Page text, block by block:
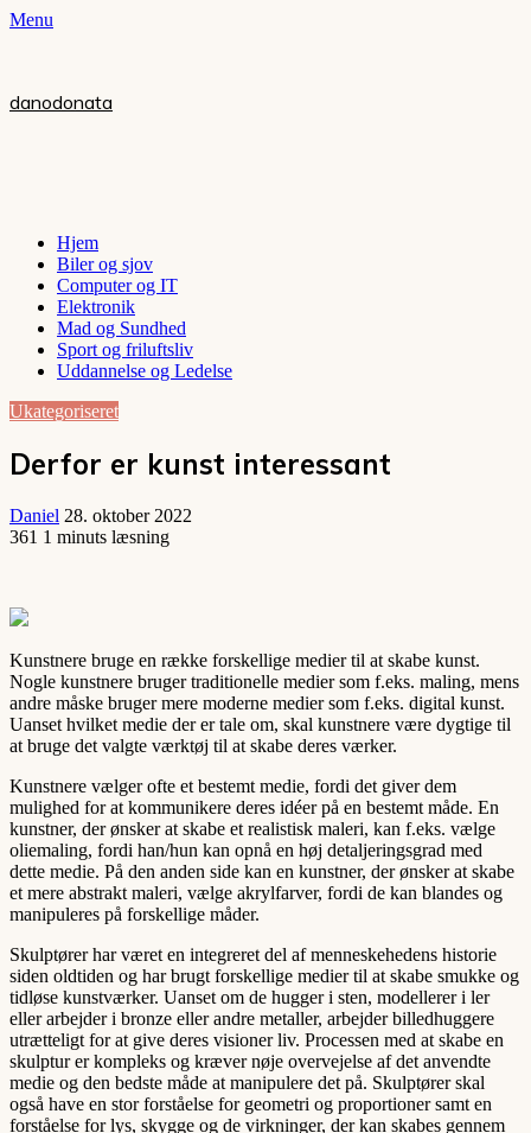
Menu
danodonata
Hjem
Biler og sjov
Computer og IT
Elektronik
Mad og Sundhed
Sport og friluftsliv
Uddannelse og Ledelse
Ukategoriseret
Derfor er kunst interessant
Daniel 28. oktober 2022
361 1 minuts læsning
Kunstnere bruge en række forskellige medier til at skabe kunst.
Nogle kunstnere bruger traditionelle medier som f.eks. maling, mens
andre måske bruger mere moderne medier som f.eks. digital kunst.
Uanset hvilket medie der er tale om, skal kunstnere være dygtige til
at bruge det valgte værktøj til at skabe deres værker.
Kunstnere vælger ofte et bestemt medie, fordi det giver dem
mulighed for at kommunikere deres idéer på en bestemt måde. En
kunstner, der ønsker at skabe et realistisk maleri, kan f.eks. vælge
oliemaling, fordi han/hun kan opnå en høj detaljeringsgrad med
dette medie. På den anden side kan en kunstner, der ønsker at skabe
et mere abstrakt maleri, vælge akrylfarver, fordi de kan blandes og
manipuleres på forskellige måder.
Skulptører har været en integreret del af menneskehedens historie
siden oldtiden og har brugt forskellige medier til at skabe smukke og
tidløse kunstværker. Uanset om de hugger i sten, modellerer i ler
eller arbejder i bronze eller andre metaller, arbejder billedhuggere
utrætteligt for at give deres visioner liv. Processen med at skabe en
skulptur er kompleks og kræver nøje overvejelse af det anvendte
medie og den bedste måde at manipulere det på. Skulptører skal
også have en stor forståelse for geometri og proportioner samt en
forståelse for lys, skygge og de virkninger, der kan skabes gennem